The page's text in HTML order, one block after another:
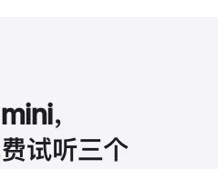
，
试听三个